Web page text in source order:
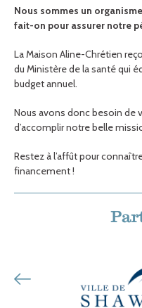
Nous sommes un
fait-on pour assurer notre
La Maison Aline-Chrétien
du Ministère de la santé qui
budget annuel.
Nous avons donc besoin de
d’accomplir notre belle
Restez à l’affût pour
financement !